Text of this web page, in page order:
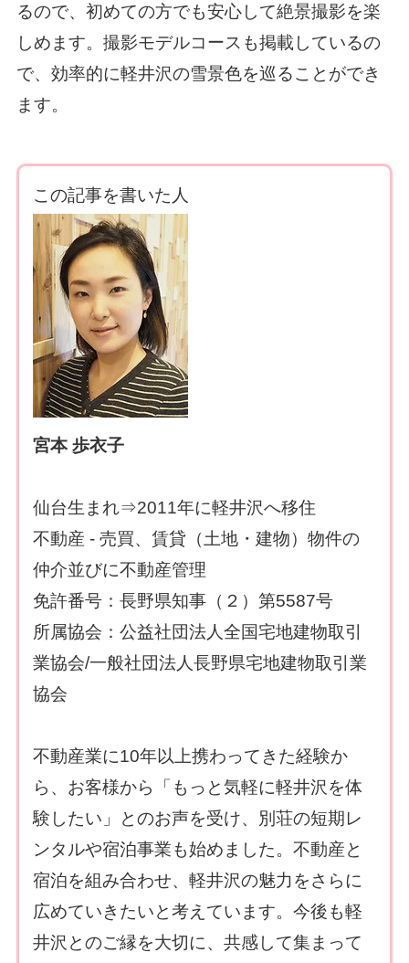
るので、初めての方でも安心して絶景撮影を楽
しめます。撮影モデルコースも掲載しているの
で、効率的に軽井沢の雪景色を巡ることができ
ます。
この記事を書いた人
宮本 歩衣子
仙台生まれ⇒2011年に軽井沢へ移住
不動産 - 売買、賃貸（土地・建物）物件の
仲介並びに不動産管理
免許番号：長野県知事（２）第5587号
所属協会：公益社団法人全国宅地建物取引
業協会/一般社団法人長野県宅地建物取引業
協会
不動産業に10年以上携わってきた経験か
ら、お客様から「もっと気軽に軽井沢を体
験したい」とのお声を受け、別荘の短期レ
ンタルや宿泊事業も始めました。不動産と
宿泊を組み合わせ、軽井沢の魅力をさらに
広めていきたいと考えています。今後も軽
井沢とのご縁を大切に、共感して集まって